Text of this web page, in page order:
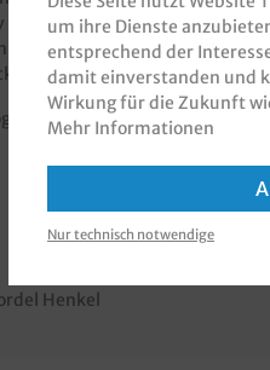
Größen und Henkeln
Konditorei und Confiserie
einer Werbebotschaft oder
Henkel
um ihre Dienste
entsprechend der
damit einverstanden und
Wirkung für die Zukunft
Mehr Informationen
Nur technisch notwendige